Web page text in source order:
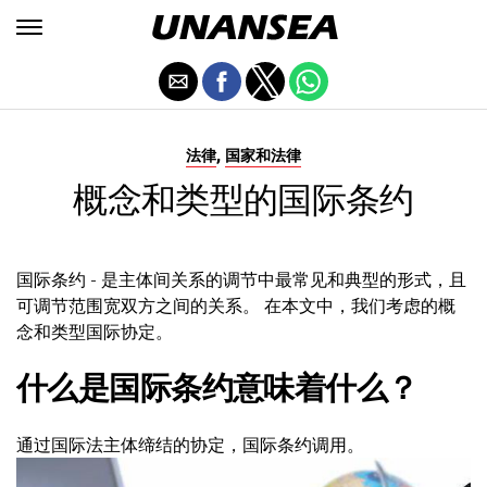
法律, 国家和法律
概念和类型的国际条约
国际条约 - 是主体间关系的调节中最常见和典型的形式，且
可调节范围宽双方之间的关系。 在本文中，我们考虑的概
念和类型国际协定。
什么是国际条约意味着什么？
通过国际法主体缔结的协定，国际条约调用。